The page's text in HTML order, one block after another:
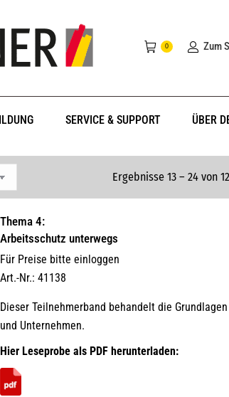
0 Zum
SERVICE & SUPPORT ÜBER
Ergebnisse 13 – 24 von
Thema 4:
Arbeitsschutz unterwegs
Für Preise bitte einloggen
Art.-Nr.: 41138
Dieser Teilnehmerband behandelt die
und Unternehmen.
Hier Leseprobe als PDF herunterladen: